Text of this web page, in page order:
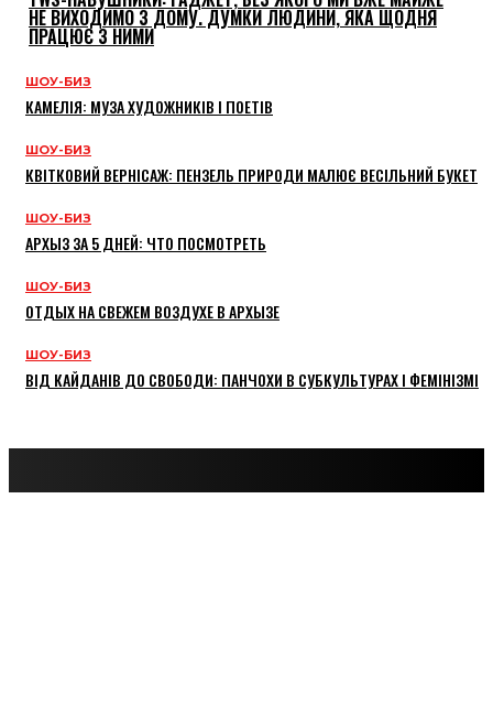
НЕ ВИХОДИМО З ДОМУ. ДУМКИ ЛЮДИНИ, ЯКА ЩОДНЯ
ПРАЦЮЄ З НИМИ
ШОУ-БИЗ
КАМЕЛІЯ: МУЗА ХУДОЖНИКІВ І ПОЕТІВ
ШОУ-БИЗ
КВІТКОВИЙ ВЕРНІСАЖ: ПЕНЗЕЛЬ ПРИРОДИ МАЛЮЄ ВЕСІЛЬНИЙ БУКЕТ
ШОУ-БИЗ
АРХЫЗ ЗА 5 ДНЕЙ: ЧТО ПОСМОТРЕТЬ
ШОУ-БИЗ
ОТДЫХ НА СВЕЖЕМ ВОЗДУХЕ В АРХЫЗЕ
ШОУ-БИЗ
ВІД КАЙДАНІВ ДО СВОБОДИ: ПАНЧОХИ В СУБКУЛЬТУРАХ І ФЕМІНІЗМІ